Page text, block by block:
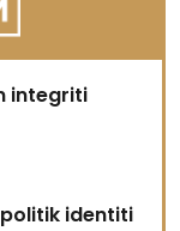
integriti
identiti